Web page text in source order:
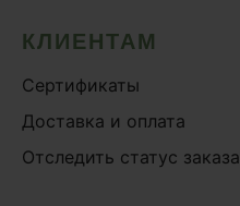
КЛИЕНТАМ
Сертификаты
Доставка и оплата
Отследить статус заказа